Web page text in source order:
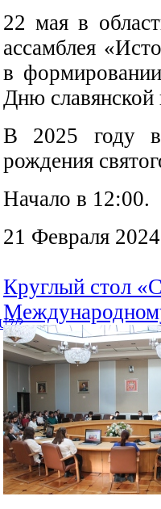
?
22 мая в
ассамблея
в
Дню славянской
В 2025 году
рождения
Начало в 12:00.
21 Февраля 2024
Круглый стол